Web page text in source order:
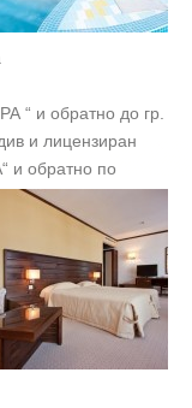
“ и обратно до гр.
и лицензиран
и обратно по